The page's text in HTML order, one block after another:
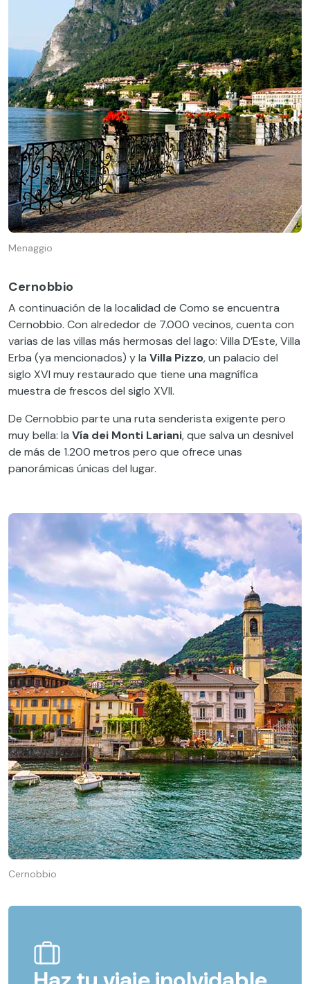
Menaggio
Cernobbio
A continuación de la localidad de Como se encuentra
Cernobbio. Con alrededor de 7.000 vecinos, cuenta con
varias de las villas más hermosas del lago: Villa D’Este, Villa
Erba (ya mencionados) y la Villa Pizzo, un palacio del
siglo XVI muy restaurado que tiene una magnífica
muestra de frescos del siglo XVII.
De Cernobbio parte una ruta senderista exigente pero
muy bella: la Vía dei Monti Lariani, que salva un desnivel
de más de 1.200 metros pero que ofrece unas
panorámicas únicas del lugar.
Cernobbio